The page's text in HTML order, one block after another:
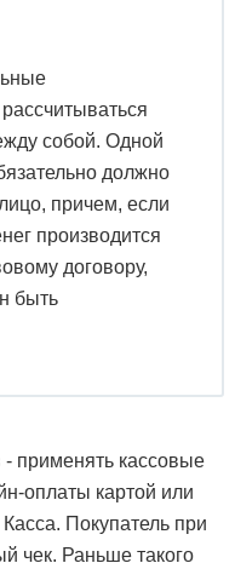
собой. Одной
должно
причем, если
производится
договору,
быть
применять кассовые
оплаты картой или
Покупатель при
чек. Раньше такого